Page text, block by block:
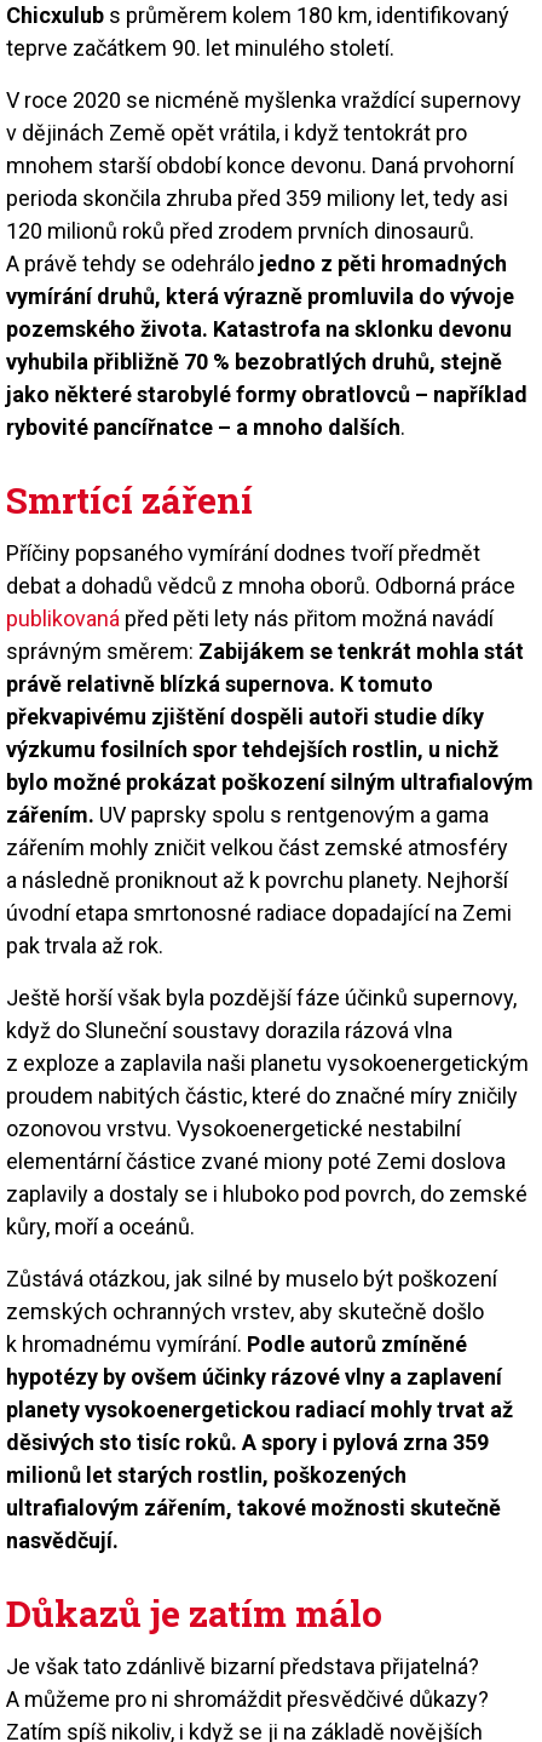
Chicxulub s průměrem kolem 180 km, identifikovaný
teprve začátkem 90. let minulého století.
V roce 2020 se nicméně myšlenka vraždící supernovy
v dějinách Země opět vrátila, i když tentokrát pro
mnohem starší období konce devonu. Daná prvohorní
perioda skončila zhruba před 359 miliony let, tedy asi
120 milionů roků před zrodem prvních dinosaurů.
A právě tehdy se odehrálo jedno z pěti hromadných
vymírání druhů, která výrazně promluvila do vývoje
pozemského života. Katastrofa na sklonku devonu
vyhubila přibližně 70 % bezobratlých druhů, stejně
jako některé starobylé formy obratlovců – například
rybovité pancířnatce – a mnoho dalších.
Smrtící záření
Příčiny popsaného vymírání dodnes tvoří předmět
debat a dohadů vědců z mnoha oborů. Odborná práce
publikovaná před pěti lety nás přitom možná navádí
správným směrem: Zabijákem se tenkrát mohla stát
právě relativně blízká supernova. K tomuto
překvapivému zjištění dospěli autoři studie díky
výzkumu fosilních spor tehdejších rostlin, u nichž
bylo možné prokázat poškození silným ultrafialovým
zářením. UV paprsky spolu s rentgenovým a gama
zářením mohly zničit velkou část zemské atmosféry
a následně proniknout až k povrchu planety. Nejhorší
úvodní etapa smrtonosné radiace dopadající na Zemi
pak trvala až rok.
Ještě horší však byla pozdější fáze účinků supernovy,
když do Sluneční soustavy dorazila rázová vlna
z exploze a zaplavila naši planetu vysokoenergetickým
proudem nabitých částic, které do značné míry zničily
ozonovou vrstvu. Vysokoenergetické nestabilní
elementární částice zvané miony poté Zemi doslova
zaplavily a dostaly se i hluboko pod povrch, do zemské
kůry, moří a oceánů.
Zůstává otázkou, jak silné by muselo být poškození
zemských ochranných vrstev, aby skutečně došlo
k hromadnému vymírání. Podle autorů zmíněné
hypotézy by ovšem účinky rázové vlny a zaplavení
planety vysokoenergetickou radiací mohly trvat až
děsivých sto tisíc roků. A spory i pylová zrna 359
milionů let starých rostlin, poškozených
ultrafialovým zářením, takové možnosti skutečně
nasvědčují.
Důkazů je zatím málo
Je však tato zdánlivě bizarní představa přijatelná?
A můžeme pro ni shromáždit přesvědčivé důkazy?
Zatím spíš nikoliv, i když se ji na základě novějších